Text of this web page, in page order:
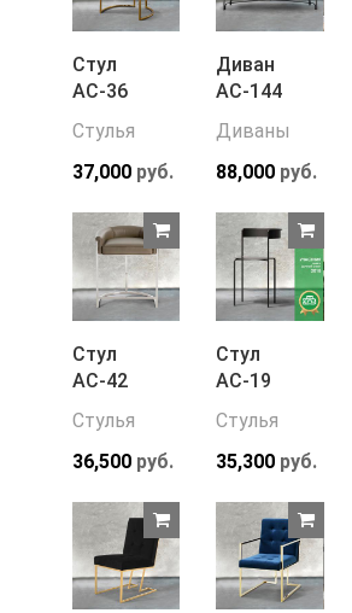
Стул
АС-36
Стулья
37,000 руб.
Диван
АС-144
Диваны
88,000 руб.
Стул
АС-42
Стулья
36,500 руб.
Стул
АС-19
Стулья
35,300 руб.